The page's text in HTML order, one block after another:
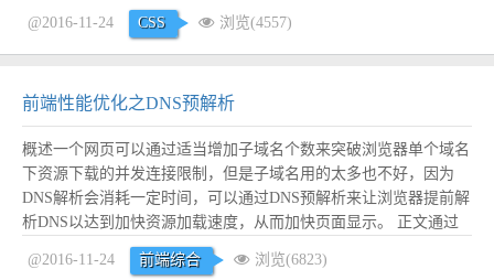
captions），以及overflow值不为visiable的元素，都会为他们的内...
阅读全文
@2016-11-24 CSS 浏览(4557)
前端性能优化之DNS预解析
概述一个网页可以通过适当增加子域名个数来突破浏览器单个域名
下资源下载的并发连接限制，但是子域名用的太多也不好，因为
DNS解析会消耗一定时间，可以通过DNS预解析来让浏览器提前解
析DNS以达到加快资源加载速度，从而加快页面显示。 正文通过
在meta中增加相关标签来实现这个功能： <meta http-equiv="x-dns-
prefetch-control" content="on" /...
阅读全文
@2016-11-24 前端综合 浏览(6823)